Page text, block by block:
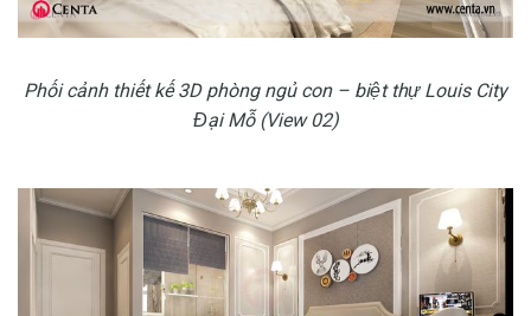
Phối cảnh thiết kế 3D phòng ngủ con – biệt thự Louis City
Đại Mỗ (View 02)